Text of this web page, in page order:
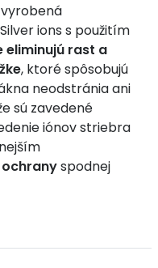
ions s použitím
eliminujú rast a
, ktoré spôsobujú
neodstránia ani
sú zavedené
iónov striebra
spodnej